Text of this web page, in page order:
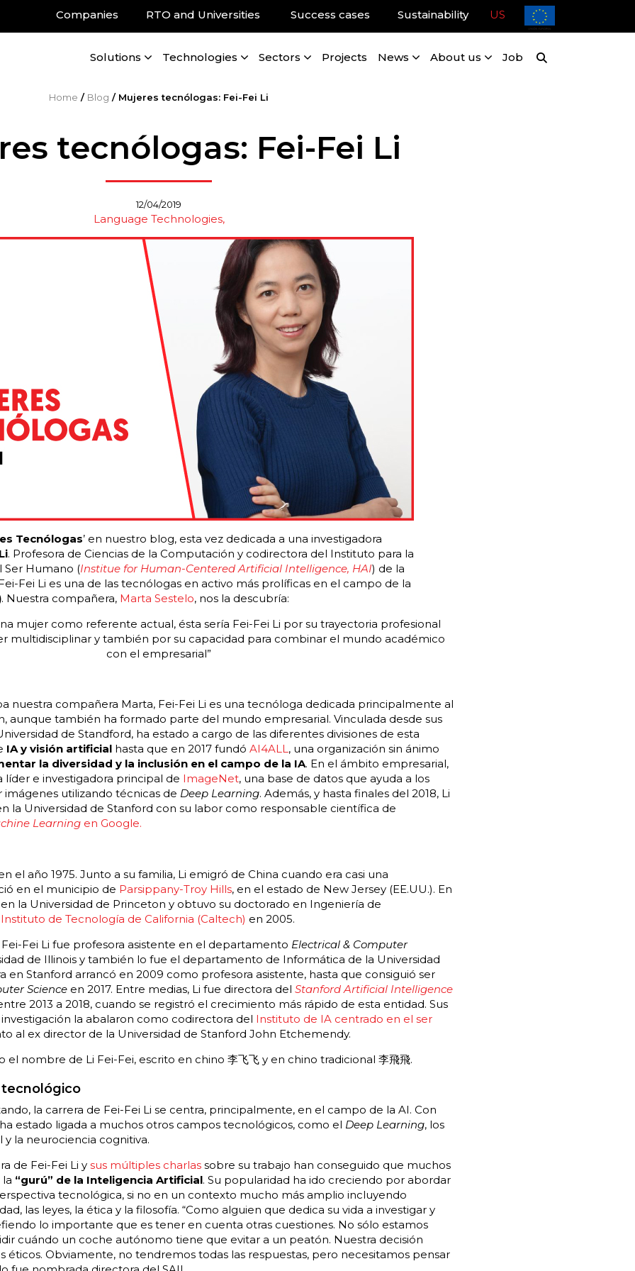
Companies RTO and Universities Success cases Sustainability US
Solutions Technologies Sectors Projects News About us Job
Home / Blog / Mujeres tecnólogas: Fei-Fei Li
tecnólogas: Fei-Fei Li
12/04/2019
Language Technologies
Tecnólogas’ en nuestro blog, esta vez dedicada a una investigadora
. Profesora de Ciencias de la Computación y codirectora del Instituto para la
Ser Humano (Institue for Human-Centered Artificial Intelligence, HAI) de la
Fei Li es una de las tecnólogas en activo más prolíficas en el campo de la
. Nuestra compañera, Marta Sestelo, nos la descubría:
mujer como referente actual, ésta sería Fei-Fei Li por su trayectoria profesional
multidisciplinar y también por su capacidad para combinar el mundo académico
con el empresarial”
nuestra compañera Marta, Fei-Fei Li es una tecnóloga dedicada principalmente al
aunque también ha formado parte del mundo empresarial. Vinculada desde sus
de Standford, ha estado a cargo de las diferentes divisiones de esta
IA y visión artificial hasta que en 2017 fundó AI4ALL, una organización sin ánimo
la diversidad y la inclusión en el campo de la IA. En el ámbito empresarial,
líder e investigadora principal de ImageNet, una base de datos que ayuda a los
utilizando técnicas de Deep Learning. Además, y hasta finales del 2018, Li
la Universidad de Stanford con su labor como responsable científica de
Learningen Google.
el año 1975. Junto a su familia, Li emigró de China cuando era casi una
en el municipio de Parsippany-Troy Hills, en el estado de New Jersey (EE.UU.). En
la Universidad de Princeton y obtuvo su doctorado en Ingeniería de
Instituto de Tecnología de California (Caltech) en 2005.
Fei-Fei Li fue profesora asistente en el departamento Electrical & Computer
de Illinois y también lo fue el departamento de Informática de la Universidad
en Stanford arrancó en 2009 como profesora asistente, hasta que consiguió ser
Scienceen 2017. Entre medias, Li fue directora del Stanford Artificial Intelligence
2013 a 2018, cuando se registró el crecimiento más rápido de esta entidad. Sus
la abalaron como codirectora del Instituto de IA centrado en el ser
al ex director de la Universidad de Stanford John Etchemendy.
el nombre de Li Fei-Fei, escrito en chino 李飞飞 y en chino tradicional 李飛飛.
la carrera de Fei-Fei Li se centra, principalmente, en el campo de la AI. Con
estado ligada a muchos otros campos tecnológicos, como el Deep Learning, los
y la neurociencia cognitiva.
de Fei-Fei Li y sus múltiples charlassobre su trabajo han conseguido que muchos
“gurú” de la Inteligencia Artificial. Su popularidad ha ido creciendo por abordar
tecnológica, si no en un contexto mucho más amplio incluyendo
las leyes, la ética y la filosofía. “Como alguien que dedica su vida a investigar y
lo importante que es tener en cuenta otras cuestiones. No sólo estamos
cuándo un coche autónomo tiene que evitar a un peatón. Nuestra decisión
Obviamente, no tendremos todas las respuestas, pero necesitamos pensar